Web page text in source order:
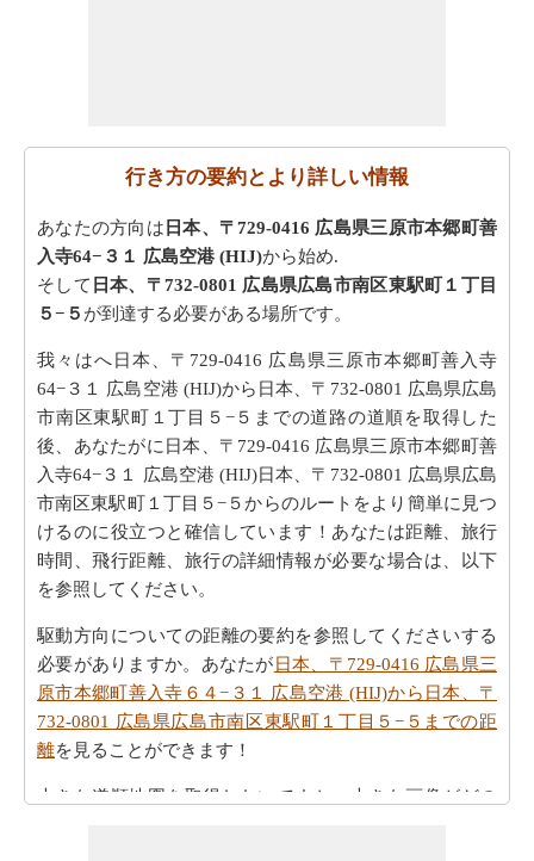
行き方の要約とより詳しい情報
あなたの方向は 日本、〒729-0416 広島県三原市本郷町善
入寺64−３１ 広島空港 (HIJ)から始め.
そして 日本、〒732-0801 広島県広島市南区東駅町１丁目
５−５ が到達する必要がある場所です。
我々はへ日本、〒729-0416 広島県三原市本郷町善入寺
64−３１ 広島空港 (HIJ)から日本、〒732-0801 広島県広島
市南区東駅町１丁目５−５までの道路の道順を取得した
後、あなたがに日本、〒729-0416 広島県三原市本郷町善
入寺64−３１ 広島空港 (HIJ)日本、〒732-0801 広島県広島
市南区東駅町１丁目５−５からのルートをより簡単に見つ
けるのに役立つと確信しています！あなたは距離、旅行
時間、飛行距離、旅行の詳細情報が必要な場合は、以下
を参照してください。
駆動方向についての距離の要約を参照してくださいする
必要がありますか。あなたが日本、〒729-0416 広島県三
原市本郷町善入寺６４−３１ 広島空港 (HIJ)から日本、〒
732-0801 広島県広島市南区東駅町１丁目５−５までの距
離を見ることができます！
大きな道順地図を取得したいですか。大きな画像がどの